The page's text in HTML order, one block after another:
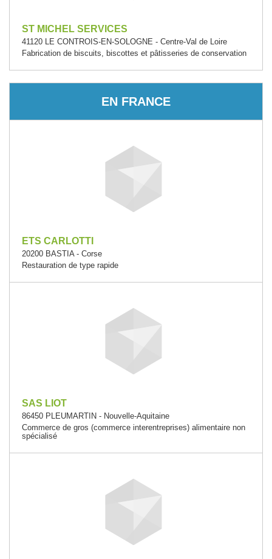
ST MICHEL SERVICES
41120 LE CONTROIS-EN-SOLOGNE - Centre-Val de Loire
Fabrication de biscuits, biscottes et pâtisseries de conservation
EN FRANCE
ETS CARLOTTI
20200 BASTIA - Corse
Restauration de type rapide
SAS LIOT
86450 PLEUMARTIN - Nouvelle-Aquitaine
Commerce de gros (commerce interentreprises) alimentaire non
spécialisé